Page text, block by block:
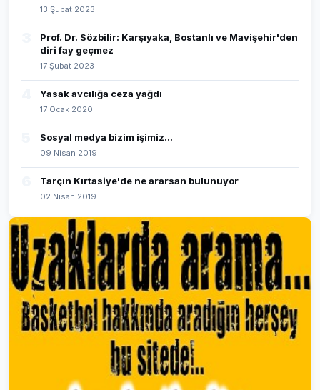
13 Şubat 2023
Prof. Dr. Sözbilir: Karşıyaka, Bostanlı ve Mavişehir'den
diri fay geçmez
17 Şubat 2023
Yasak avcılığa ceza yağdı
17 Ocak 2020
Sosyal medya bizim işimiz...
09 Nisan 2019
Tarçın Kırtasiye'de ne ararsan bulunuyor
02 Nisan 2019